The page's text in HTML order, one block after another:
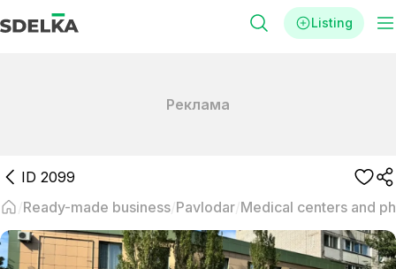
Listing
Реклама
ID 2099
Ready-made business Pavlodar Medical centers and